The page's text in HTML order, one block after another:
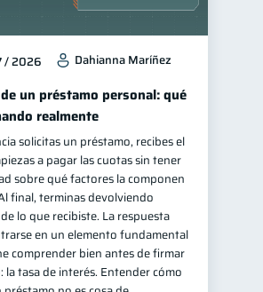
22
financiero 22
para mujeres 20
financiera 13
12
Financiera 10
10
financiera
8 Ahorro 8
/ 2026 Dahianna Maríñez
un préstamo personal: qué
realmente
solicitas un préstamo, recibes el
a pagar las cuotas sin tener
sobre qué factores la componen
final, terminas devolviendo
lo que recibiste. La respuesta
en un elemento fundamental
comprender bien antes de firmar
tasa de interés. Entender cómo